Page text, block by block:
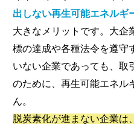
出しない再生可能エネルギ
大きなメリットです。大企
標の達成や各種法令を遵守
いない企業であっても、取
のために、再生可能エネル
ん。
脱炭素化が進まない企業は